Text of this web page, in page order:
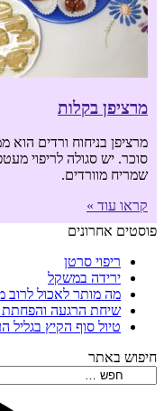
מרציפן בקלות
סוכר. יש סגולה לריפוי
שמריח מוורדים.
קראו עוד »
פוסטים אחרונים
ריפוי סרטן
ירידה במשקל
מה מותר לאכול לרוב
שיחת הרגעה
טיול סוף הקיץ בגליל
חיפוש באתר
Search: